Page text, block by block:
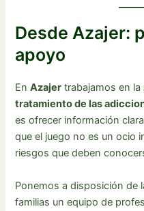
Desde Azajer:
apoyo
EnAzajer trabajamos en la
tratamiento de las
es ofrecer información
que el juego no es un ocio
riesgos que deben
Ponemos a disposición de
familias un equipo de